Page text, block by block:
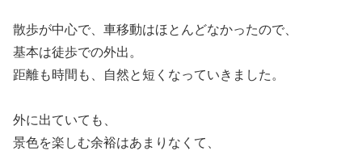
散歩が中心で、車移動はほとんどなかったので、
基本は徒歩での外出。
距離も時間も、自然と短くなっていきました。
外に出ていても、
景色を楽しむ余裕はあまりなくて、